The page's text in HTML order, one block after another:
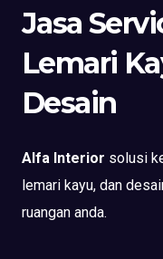
Jasa
Lemari
Desain
Alfa Interior solusi
lemari kayu, dan
ruangan anda.